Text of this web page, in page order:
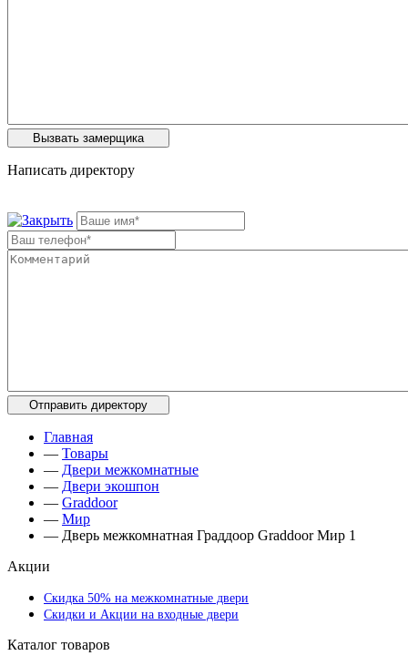
Написать директору
Главная
— Товары
— Двери межкомнатные
— Двери экошпон
— Graddoor
— Мир
— Дверь межкомнатная Граддоор Graddoor Мир 1
Акции
Скидка 50% на межкомнатные двери
Скидки и Акции на входные двери
Каталог товаров